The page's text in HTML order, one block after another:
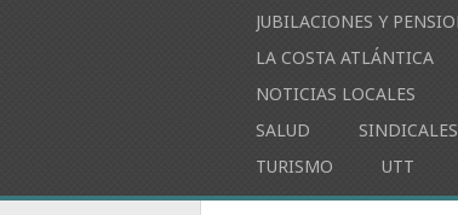
JUBILACIONES Y
LA COSTA ATLÁNTICA
NOTICIAS LOCALES
SALUD
SINDICALES
TURISMO
UTT